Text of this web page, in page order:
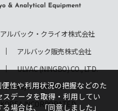
Analytical
アルバック・クライオ株式会社
アルバック販売株式会社
ULVAC (NINGBO) CO., LTD.
INCORPORATED
INCORPORATED
性や利用状況の把握などのた
データを取得・利用してい
場合は、「同意しました」